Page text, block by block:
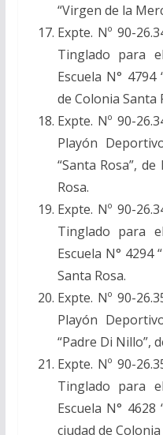
“Virgen de la
Expte. Nº 90-
Tinglado para
Escuela N° 4794
de Colonia Santa
Expte. Nº 90-
Playón
“Santa Rosa”,
Rosa.
Expte. Nº 90-
Tinglado para
Escuela N° 4294
Santa Rosa.
Expte. Nº 90-
Playón
“Padre Di Nillo”,
Expte. Nº 90-
Tinglado para
Escuela N° 4628
ciudad de